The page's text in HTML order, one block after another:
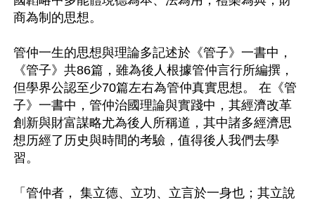
商為制的思想。
管仲一生的思想與理論多記述於《管子》一書中，
《管子》共86篇，雖為後人根據管仲言行所編撰，
但學界公認至少70篇左右為管仲真實思想。 在《管
子》一書中，管仲治國理論與實踐中，其經濟改革
創新與財富謀略尤為後人所稱道，其中諸多經濟思
想历經了历史與時間的考驗，值得後人我們去學
習。
「管仲者， 集立德、立功、立言於一身也；其立說